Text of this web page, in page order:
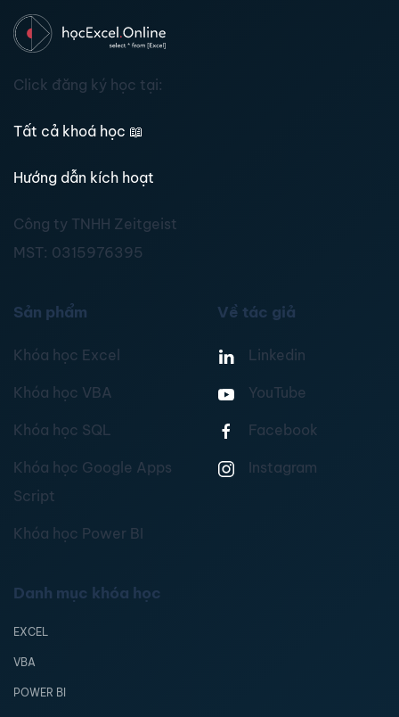
Click đăng ký học tại:
Tất cả khoá học 📖
Hướng dẫn kích hoạt
Công ty TNHH Zeitgeist
MST: 0315976395
Sản phẩm
Khóa học Excel
Khóa học VBA
Khóa học SQL
Khóa học Google Apps
Script
Khóa học Power BI
Về tác giả
Linkedin
YouTube
Facebook
Instagram
Danh mục khóa học
EXCEL
VBA
POWER BI